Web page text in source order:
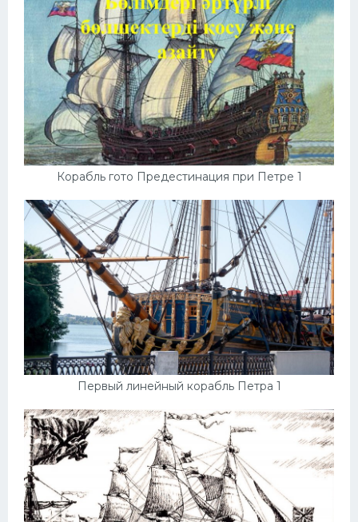
Корабль гото Предестинация при Петре 1
Первый линейный корабль Петра 1